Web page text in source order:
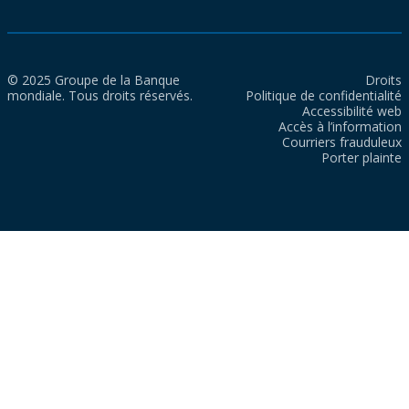
© 2025 Groupe de la Banque
mondiale. Tous droits réservés.
Droits
Politique de confidentialité
Accessibilité web
Accès à l’information
Courriers frauduleux
Porter plainte